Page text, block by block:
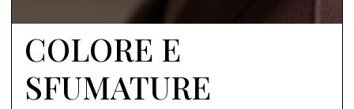
COLORE E
SFUMATURE